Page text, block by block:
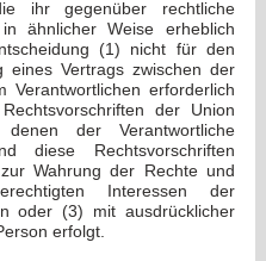
ihr gegenüber rechtliche
ähnlicher Weise erheblich
(1) nicht für den
eines Vertrags zwischen der
Verantwortlichen erforderlich
der Union
der Verantwortliche
diese Rechtsvorschriften
Wahrung der Rechte und
Interessen der
oder (3) mit ausdrücklicher
erfolgt.